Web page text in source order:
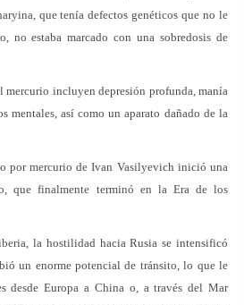
que tenía defectos genéticos que no le
no estaba marcado con una sobredosis de
incluyen depresión profunda, manía
mentales, así como un aparato dañado de la
por mercurio de Ivan Vasilyevich inició una
que finalmente terminó en la Era de los
la hostilidad hacia Rusia se intensificó
un enorme potencial de tránsito, lo que le
desde Europa a China o, a través del Mar